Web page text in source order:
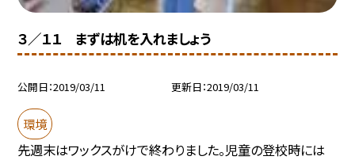
３／１１ まずは机を入れましょう
公開日 2019/03/11 更新日 2019/03/11
環境
先週末はワックスがけで終わりました。児童の登校時には